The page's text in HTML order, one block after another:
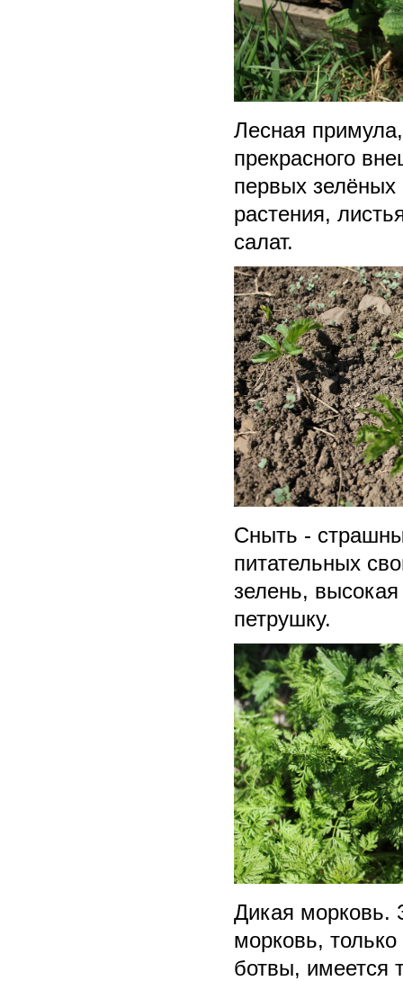
Лесная
прекрасного
первых
растения,
салат.
Сныть -
питательных
зелень,
петрушку.
Дикая морковь.
морковь,
ботвы, имеется